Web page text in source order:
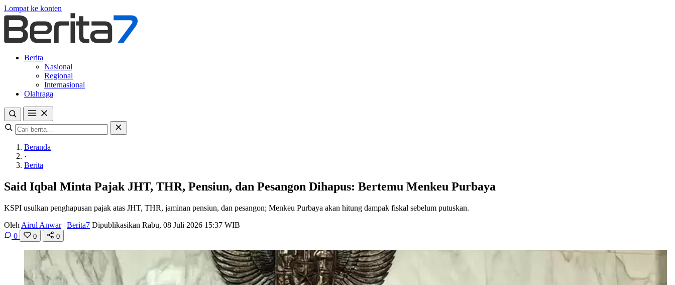
Lompat ke konten
Berita
Nasional
Regional
Internasional
Olahraga
Beranda
·
Berita
Said Iqbal Minta Pajak JHT, THR, Pensiun, dan Pesangon Dihapus: Bertemu Menkeu Purbaya
KSPI usulkan penghapusan pajak atas JHT, THR, jaminan pensiun, dan pesangon; Menkeu Purbaya akan hitung dampak fiskal sebelum putuskan.
Oleh Airul Anwar | Berita7 Dipublikasikan Rabu, 08 Juli 2026 15:37 WIB
0
0 0